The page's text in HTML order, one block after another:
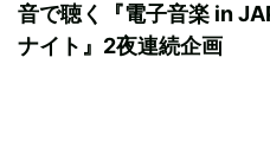
音で聴く『電子音楽 in
ナイト』2夜連続企画